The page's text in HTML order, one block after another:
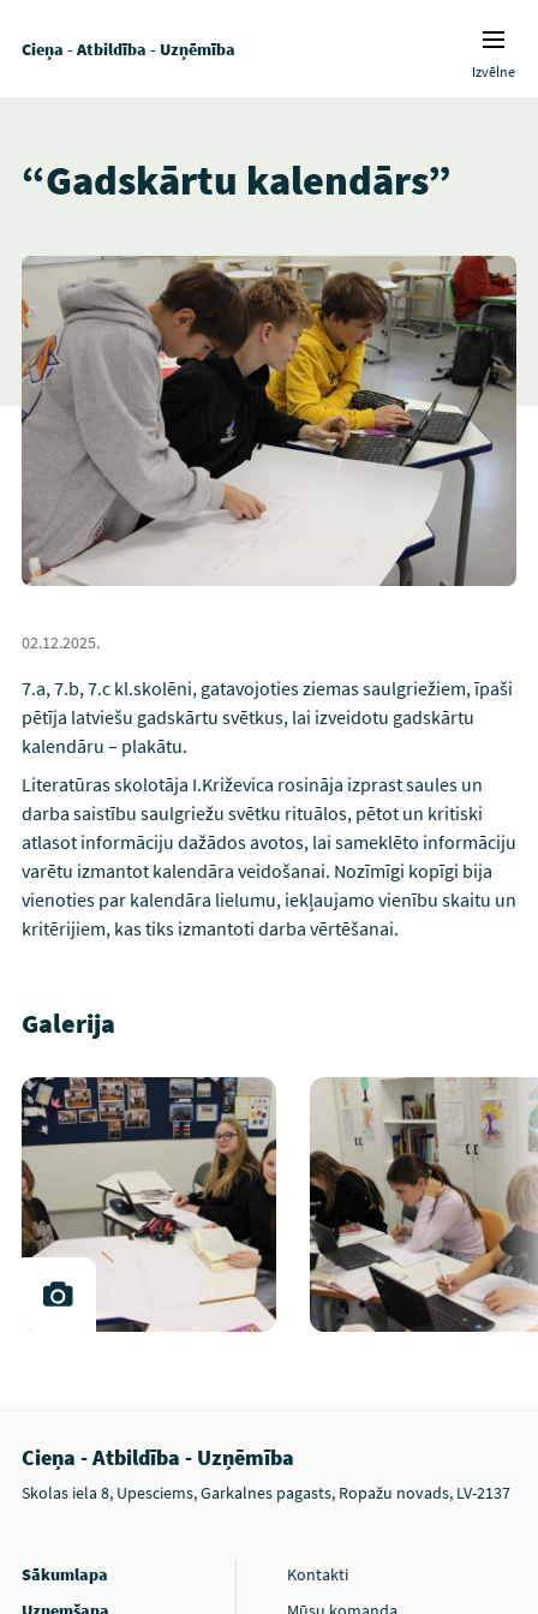
Cieņa - Atbildība - Uzņēmība
Izvēlne
“Gadskārtu kalendārs”
02.12.2025.
7.a, 7.b, 7.c kl.skolēni, gatavojoties ziemas saulgriežiem, īpaši
pētīja latviešu gadskārtu svētkus, lai izveidotu gadskārtu
kalendāru – plakātu.
Literatūras skolotāja I.Križevica rosināja izprast saules un
darba saistību saulgriežu svētku rituālos, pētot un kritiski
atlasot informāciju dažādos avotos, lai sameklēto informāciju
varētu izmantot kalendāra veidošanai. Nozīmīgi kopīgi bija
vienoties par kalendāra lielumu, iekļaujamo vienību skaitu un
kritērijiem, kas tiks izmantoti darba vērtēšanai.
Galerija
Cieņa - Atbildība - Uzņēmība
Skolas iela 8, Upesciems, Garkalnes pagasts, Ropažu novads, LV-2137
Sākumlapa
Kontakti